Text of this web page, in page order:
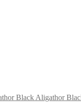
Aligathor